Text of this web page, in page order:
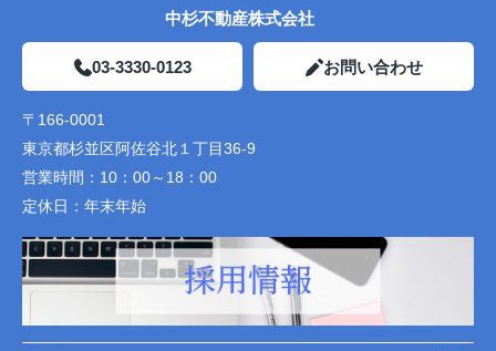
中杉不動産株式会社
03-3330-0123 お問い合わせ
〒166-0001
東京都杉並区阿佐谷北１丁目36-9
営業時間： 10：00～18：00
定休日： 年末年始